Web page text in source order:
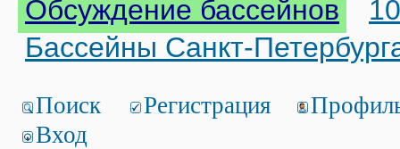
Обсуждение бассейнов
Бассейны Санкт-
Поиск Регистрация
Вход